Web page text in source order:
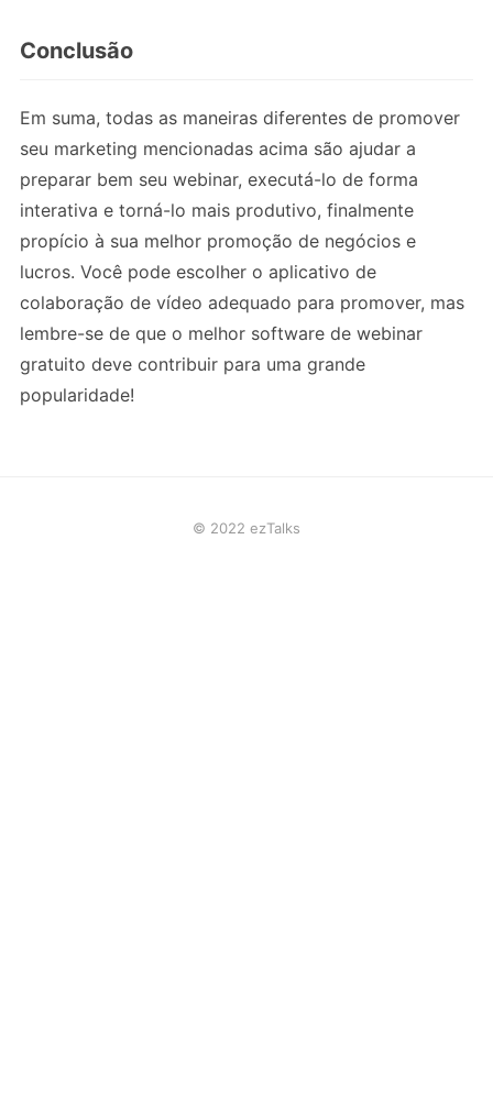
Conclusão
Em suma, todas as maneiras diferentes de promover
seu marketing mencionadas acima são ajudar a
preparar bem seu webinar, executá-lo de forma
interativa e torná-lo mais produtivo, finalmente
propício à sua melhor promoção de negócios e
lucros. Você pode escolher o aplicativo de
colaboração de vídeo adequado para promover, mas
lembre-se de que o melhor software de webinar
gratuito deve contribuir para uma grande
popularidade!
© 2022 ezTalks